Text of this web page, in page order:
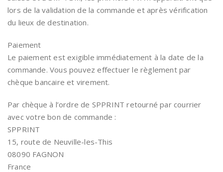
lors de la validation de la commande et après vérification
du lieux de destination.
Paiement
Le paiement est exigible immédiatement à la date de la
commande. Vous pouvez effectuer le règlement par
chèque bancaire et virement.
Par chèque à l’ordre de SPPRINT retourné par courrier
avec votre bon de commande :
SPPRINT
15, route de Neuville-les-This
08090 FAGNON
France